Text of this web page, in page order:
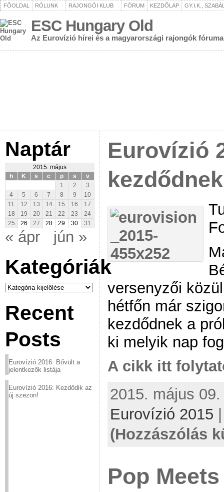
FŐOLDAL RÓLUNK RAJONGÓI KLUB FÓRUM KEZDŐLAP GY.I.K.,
ESC Hungary Old
Az Eurovízió hírei és a magyarországi rajongók fóruma
Naptár
2015. május
h
K s c p s
v
1
2
3
4
5 6 7 8 9
10
11
12 13 14 15 16
17
18
19 20 21 22 23
24
25
26 27 28 29 30 31
« ápr jún »
Kategóriák
Kategóriák
Recent
Posts
Eurovízió 2016: Bővült a
jelentkezők listája
Eurovízió 2016: Kezdődik az
új szezon!
Eurovízió
versenyzői
hétfőn már
kezdődnek a
ki melyik nap
A cikk itt
2015. május
Eurovízió 2015
(Hozzászólás
Pop